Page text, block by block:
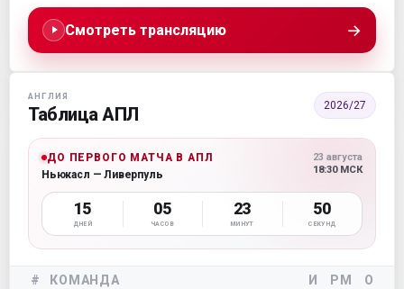
Смотреть трансляцию →
АНГЛИЯ
Таблица АПЛ 2026/27
ДО ПЕРВОГО МАТЧА В АПЛ
Ньюкасл — Ливерпуль
23 августа
18:30 МСК
15
ДНЕЙ
05
ЧАСОВ
23
МИНУТ
48
СЕКУНД
# КОМАНДА И РМ О